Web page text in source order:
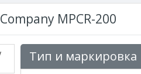
MPCR-200
Тип и маркировка